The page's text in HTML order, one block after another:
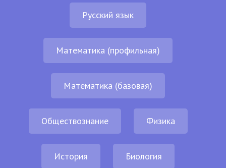
Русский язык
Математика (профильная)
Математика (базовая)
Обществознание Физика
История Биология